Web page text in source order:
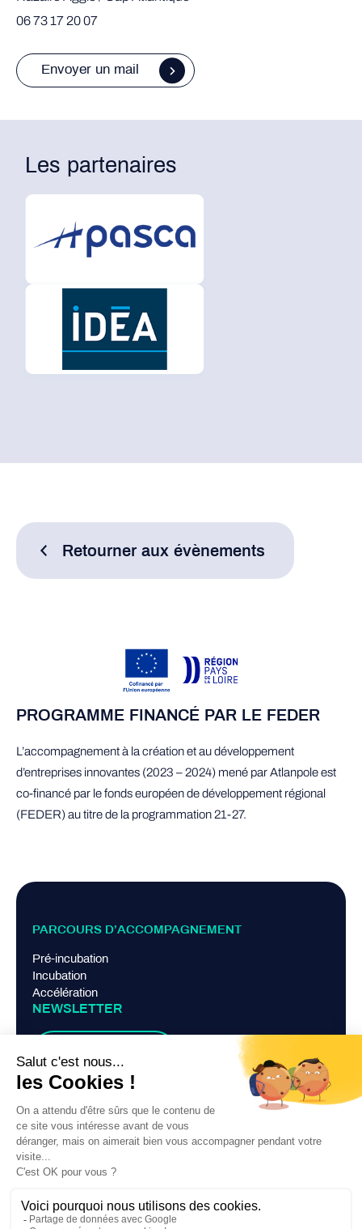
06 73 17 20 07
Envoyer un mail
Les partenaires
Retourner aux évènements
PROGRAMME FINANCÉ PAR LE FEDER
L’accompagnement à la création et au développement
d’entreprises innovantes (2023 – 2024) mené par Atlanpole est
co-financé par le fonds européen de développement régional
(FEDER) au titre de la programmation 21-27.
PARCOURS D’ACCOMPAGNEMENT
Pré-incubation
Incubation
Accélération
NEWSLETTER
LIENS PRATIQUES
Mentions légales
Politique de confidentialité
Contact